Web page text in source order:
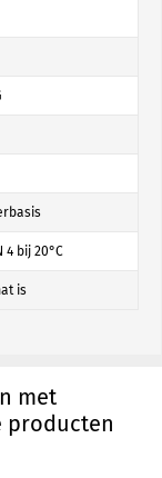
4 bij 20°C
is
met
producten